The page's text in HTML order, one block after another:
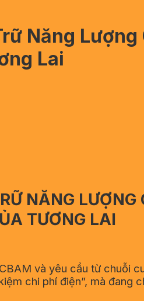
Năng Lượng
Lai
NĂNG LƯỢNG
TƯƠNG LAI
và yêu cầu từ chuỗi
chi phí điện”, mà đang